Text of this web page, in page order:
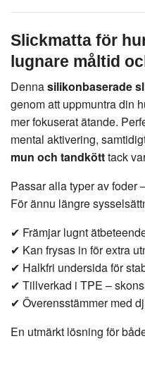
Slickmatta för
lugnare måltid
Dennasilikonbaserade
genom att uppmuntra din
mer fokuserat ätande.
mental aktivering,
mun och tandkötttack
Passar alla typer av foder
För ännu längre
✔ Främjar lugnt
✔ Kan frysas in för extra
✔ Halkfri undersida för
✔ Tillverkad i TPE –
✔ Överensstämmer med
En utmärkt lösning för